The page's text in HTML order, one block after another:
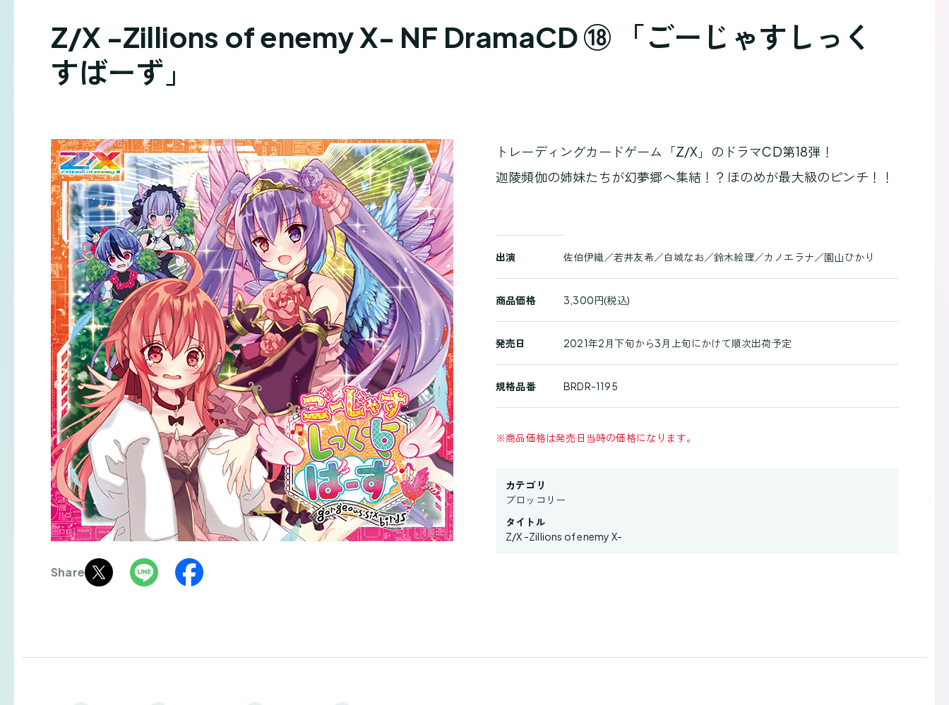
Z/X -Zillions of enemy X- NF DramaCD ⑱ 「ごーじゃすしっく
すばーず」
Share
トレーディングカードゲーム「Z/X」のドラマCD第18弾！
迦陵頻伽の姉妹たちが幻夢郷へ集結！？ほのめが最大級のピンチ！！
出演 佐伯伊織／若井友希／白城なお／鈴木絵理／カノエラナ／園山ひかり
商品価格 3,300円(税込)
発売日 2021年2月下旬から3月上旬にかけて順次出荷予定
規格品番 BRDR-1195
※商品価格は発売日当時の価格になります。
カテゴリ
ブロッコリー
タイトル
Z/X -Zillions of enemy X-